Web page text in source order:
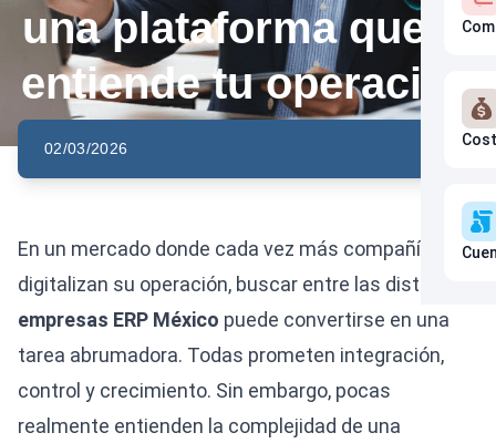
una plataforma que sí
entiende tu operación
02/03/2026
En un mercado donde cada vez más compañías
digitalizan su operación, buscar entre las distintas
empresas ERP México puede convertirse en una
tarea abrumadora. Todas prometen integración,
control y crecimiento. Sin embargo, pocas
realmente entienden la complejidad de una